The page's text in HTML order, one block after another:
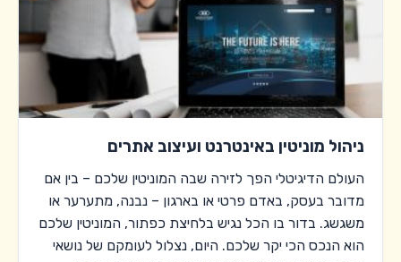
ניהול מוניטין באינטרנט ועיצוב אתרים
העולם הדיגיטלי הפך לזירה שבה המוניטין שלכם – בין אם
מדובר בעסק, באדם פרטי או בארגון – נבנה, מתערער או
משגשג. בדור בו הכל נגיש בלחיצת כפתור, המוניטין שלכם
הוא הנכס הכי יקר שלכם. היום, נצלול לעומקם של נושאי